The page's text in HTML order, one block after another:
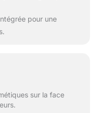
pour une
sur la face